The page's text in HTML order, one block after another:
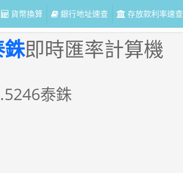
貨幣換算 銀行地址速查 存放款利率速查
即時匯率計算機
泰銖